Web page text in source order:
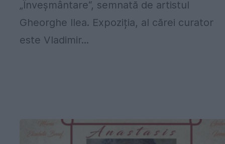
„Înveșmântare“, semnată de artistul
Gheorghe Ilea. Expoziția, al cărei curator
este Vladimir...